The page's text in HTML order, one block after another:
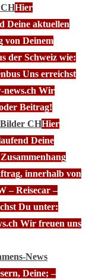
Hier
Deine aktuellen
von Deinem
der Schweiz wie:
Uns erreichst
news.ch Wir
Beitrag!
CHHier
Deine
innerhalb von
– Reisecar –
Du unter:
Wir freuen uns
News
Deine; –